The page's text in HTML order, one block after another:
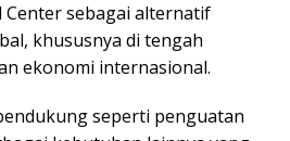
Center sebagai alternatif
khususnya di tengah
ekonomi internasional.
seperti penguatan